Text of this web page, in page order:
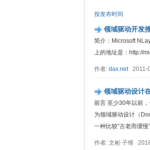
按发布时间
领域驱动开发
简介：Microsoft
上的地址是：http://
作者: dax.net2011-
领域驱动设计
前言 至少30年以前
为领域驱动设计（
一种比较“古老而缓
作者: 文彬 子维